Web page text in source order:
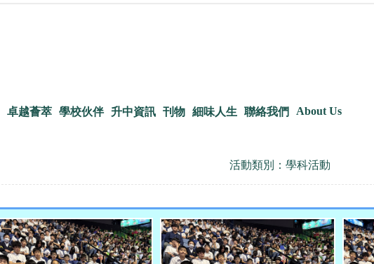
卓越薈萃 學校伙伴 升中資訊 刊物 細味人生 聯絡我們 About Us
活動類別：學科活動